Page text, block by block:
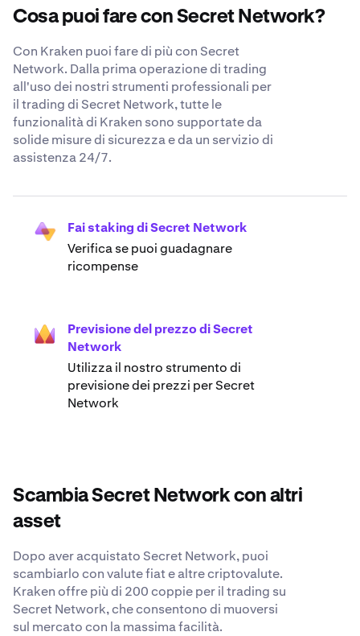
Cosa puoi fare con Secret Network?
Con Kraken puoi fare di più con Secret
Network. Dalla prima operazione di trading
all'uso dei nostri strumenti professionali per
il trading di Secret Network, tutte le
funzionalità di Kraken sono supportate da
solide misure di sicurezza e da un servizio di
assistenza 24/7.
Fai staking di Secret Network
Verifica se puoi guadagnare
ricompense
Previsione del prezzo di Secret
Network
Utilizza il nostro strumento di
previsione dei prezzi per Secret
Network
Scambia Secret Network con altri
asset
Dopo aver acquistato Secret Network, puoi
scambiarlo con valute fiat e altre criptovalute.
Kraken offre più di 200 coppie per il trading su
Secret Network, che consentono di muoversi
sul mercato con la massima facilità.